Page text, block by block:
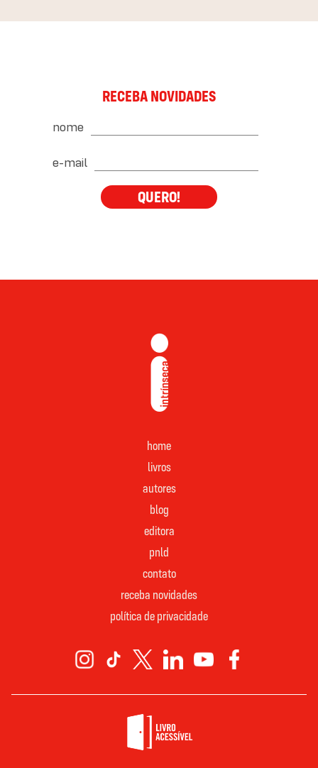
RECEBA NOVIDADES
nome
e-mail
QUERO!
home
livros
autores
blog
editora
pnld
contato
receba novidades
política de privacidade